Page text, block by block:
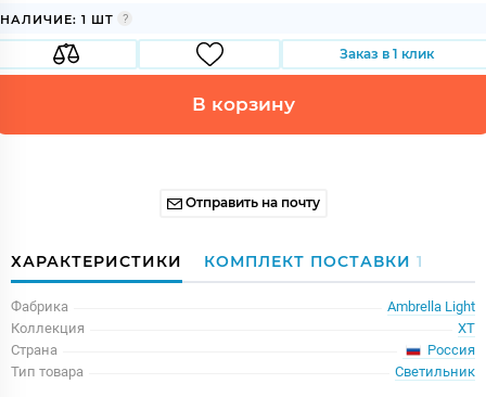
НАЛИЧИЕ: 1 ШТ
Заказ в 1 клик
В корзину
Отправить на почту
ХАРАКТЕРИСТИКИ КОМПЛЕКТ ПОСТАВКИ 1
Фабрика
Ambrella Light
Коллекция
XT
Страна
Россия
Тип товара
Светильник